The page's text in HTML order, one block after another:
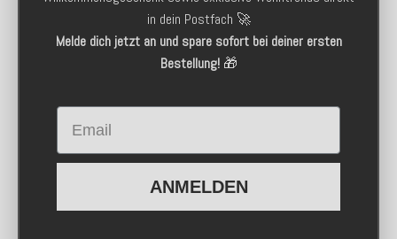
in dein Postfach 🚀
Melde dich jetzt an und spare sofort bei deiner ersten
Bestellung!🎁
Email
ANMELDEN